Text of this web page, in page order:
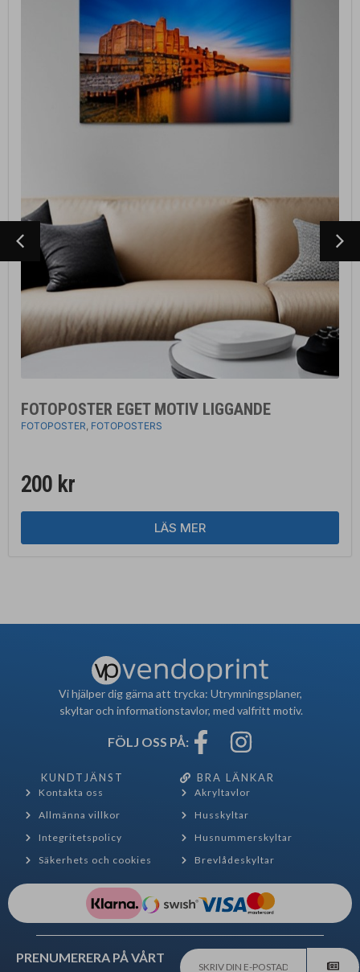
FOTOPOSTER EGET MOTIV LIGGANDE
FOTOPOSTER, FOTOPOSTERS
200 kr
LÄS MER
Vi hjälper dig gärna att trycka: Utrymningsplaner,
skyltar och informationstavlor, med valfritt motiv.
FÖLJ OSS PÅ:
KUNDTJÄNST
Kontakta oss
Allmänna villkor
Integritetspolicy
Säkerhets och cookies
BRA LÄNKAR
Akryltavlor
Husskyltar
Husnummerskyltar
Brevlådeskyltar
PRENUMERERA PÅ VÅRT